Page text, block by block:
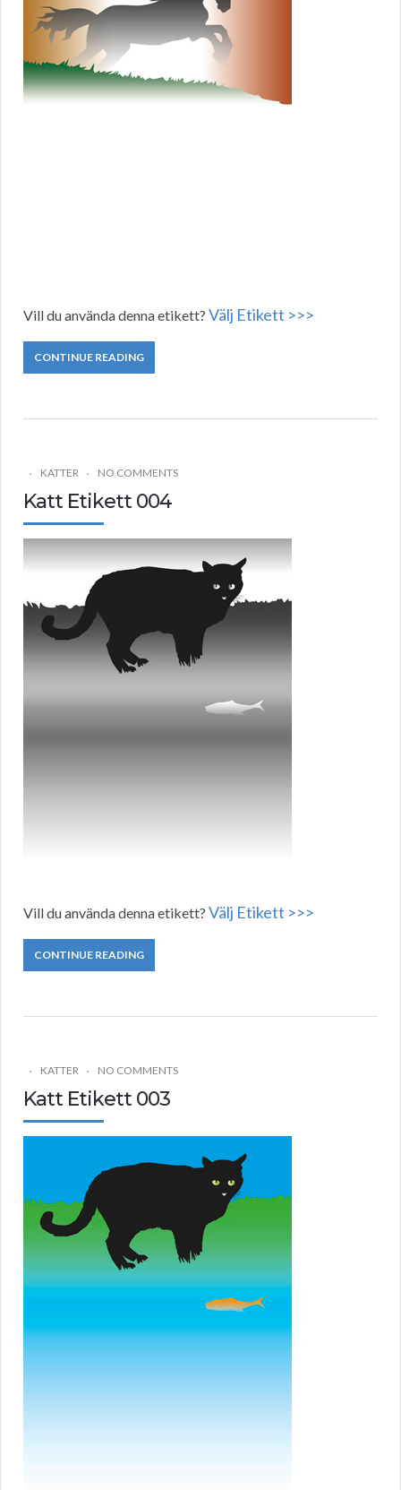
Vill du använda denna etikett? Välj Etikett >>>
CONTINUE READING
KATTER NO COMMENTS
Katt Etikett 004
Vill du använda denna etikett? Välj Etikett >>>
CONTINUE READING
KATTER NO COMMENTS
Katt Etikett 003